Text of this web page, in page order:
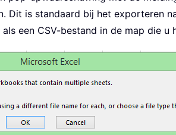
Dit is standaard bij het exporteren
een CSV-bestand in de map die u